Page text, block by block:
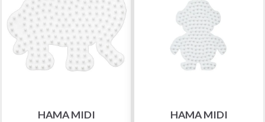
HAMA MIDI
HAMA MIDI